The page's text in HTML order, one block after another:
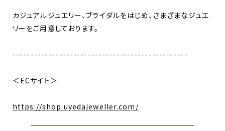
カジュアルジュエリー、ブライダルをはじめ、さまざまなジュエ
リーをご用意しております。
-------------------------------------------------
＜ECサイト＞
https://shop.uyedajeweller.com/